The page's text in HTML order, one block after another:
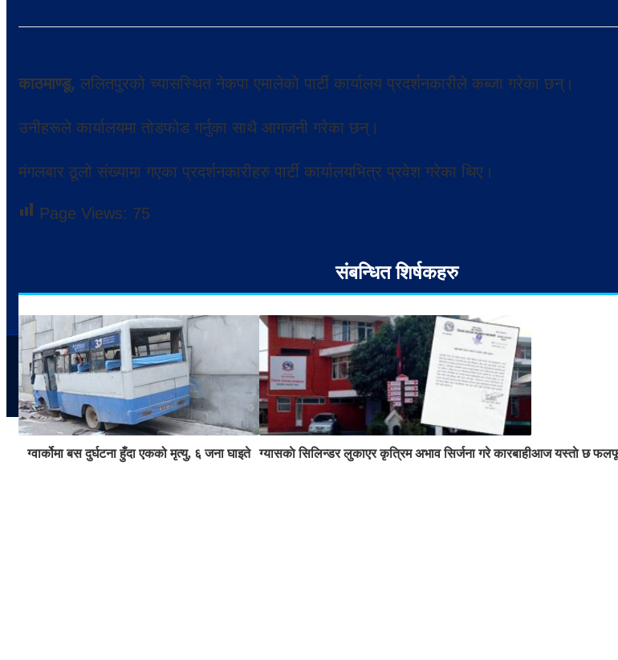
काठमाण्डू, ललितपुरको च्यासस्थित नेकपा एमालेको पार्टी कार्यालय प्रदर्शनकारीले कब्जा गरेका छन्।
उनीहरूले कार्यालयमा तोडफोड गर्नुका साथै आगजनी गरेका छन्।
मंगलबार ठूलो संख्यामा गएका प्रदर्शनकारीहरु पार्टी कार्यालयभित्र प्रवेश गरेका थिए।
Page Views: 75
संबन्धित शिर्षकहरु
ग्वार्कोमा बस दुर्घटना हुँदा एकको मृत्यु, ६ जना घाइते ग्यासकाे सिलिन्डर लुकाएर कृत्रिम अभाव सिर्जना गरे कारबाहीआज यस्ताे छ